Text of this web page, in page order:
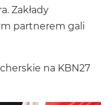
Zakłady
partnerem gali
na KBN27